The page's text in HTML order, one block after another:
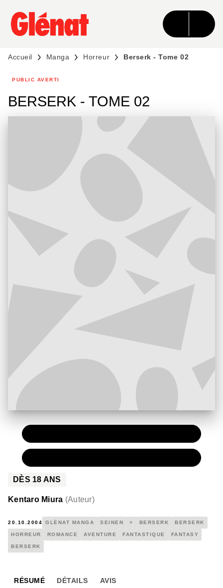
MENU RECHERCHE CONTENU
PIED DE PAGE
Accueil Manga Horreur Berserk - Tome 02
PUBLIC AVERTI
BERSERK - TOME 02
DÈS 18 ANS
Kentaro Miura (Auteur)
20.10.2004 GLÉNAT MANGA SEINEN > BERSERK BERSERK
HORREUR ROMANCE AVENTURE FANTASTIQUE FANTASY
BERSERK
RÉSUMÉ DÉTAILS AVIS